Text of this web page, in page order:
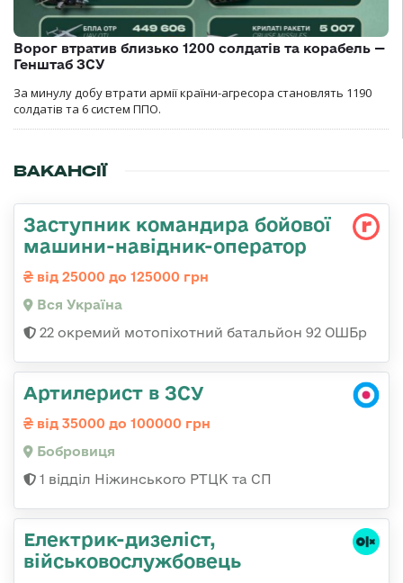
Ворог втратив близько 1200 солдатів та корабель —
Генштаб ЗСУ
За минулу добу втрати армії країни-агресора становлять 1190
солдатів та 6 систем ППО.
ВАКАНСІЇ
Заступник командира бойової
машини-навідник-оператор
від 25000 до 125000 грн
Вся Україна
22 окремий мотопіхотний батальйон 92 ОШБр
Артилерист в ЗСУ
від 35000 до 100000 грн
Бобровиця
1 відділ Ніжинського РТЦК та СП
Електрик-дизеліст,
військовослужбовець